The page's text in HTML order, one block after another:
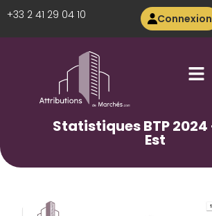
+33 2 41 29 04 10 Connexion
Statistiques BTP 2024
Est